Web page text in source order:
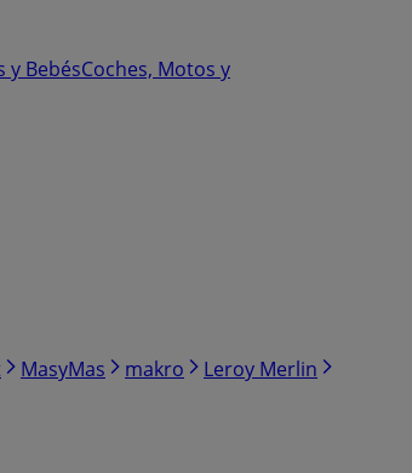
y BebésCoches, Motos y
MasyMas makro
Leroy Merlin